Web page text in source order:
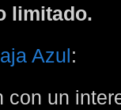
limitado.
Azul:
un